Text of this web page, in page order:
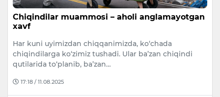
Chiqindilar muammosi – aholi anglamayotgan
xavf
Har kuni uyimizdan chiqqanimizda, ko‘chada
chiqindilarga ko‘zimiz tushadi. Ular ba’zan chiqindi
qutilarida to‘planib, ba’zan…
17:18 / 11.08.2025